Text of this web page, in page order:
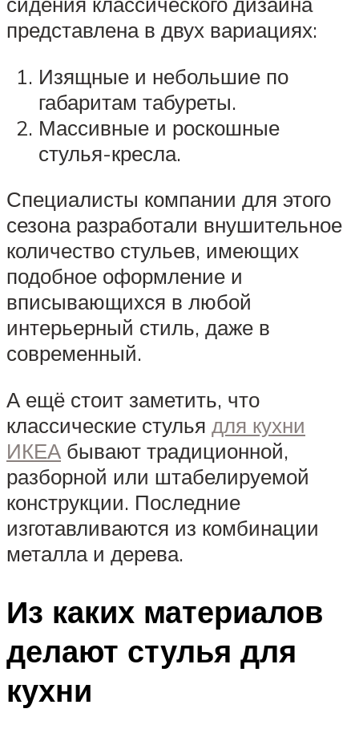
представлена в двух вариациях:
Изящные и небольшие по
габаритам табуреты.
Массивные и роскошные
стулья-кресла.
Специалисты компании для этого
сезона разработали внушительное
количество стульев, имеющих
подобное оформление и
вписывающихся в любой
интерьерный стиль, даже в
современный.
А ещё стоит заметить, что
классические стулья для кухни
ИКЕА бывают традиционной,
разборной или штабелируемой
конструкции. Последние
изготавливаются из комбинации
металла и дерева.
Из каких материалов
делают стулья для
кухни